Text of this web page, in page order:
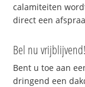
calamiteiten
direct een
Bel nu vrijblijvend!
Bent u toe aan
dringend een